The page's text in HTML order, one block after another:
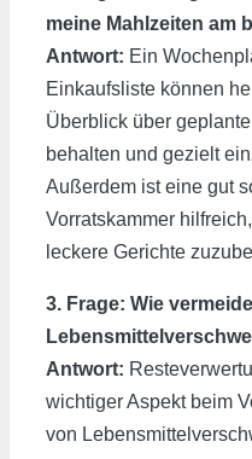
meine Mahlzeiten am
Antwort: Ein
Einkaufsliste können
Überblick über
behalten und gezielt
Außerdem ist eine gut
Vorratskammer
leckere Gerichte
3. Frage: Wie
Antwort:
wichtiger Aspekt beim
von